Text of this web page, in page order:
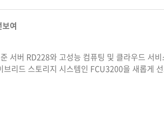
여
서버 RD228와 고성능 컴퓨팅 및 클라우드 서
리드 스토리지 시스템인 FCU3200을 새롭게